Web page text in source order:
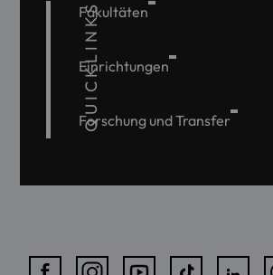
QUICKLINKS
Fakultäten
Einrichtungen
Forschung und Transfer